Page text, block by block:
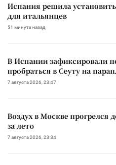
Испания решила
для итальянцев
51 минута назад
В Испании зафиксировали
пробраться в Сеуту на
7 августа 2026, 23:47
Воздух в Москве прогрелся
за лето
7 августа 2026, 23:34